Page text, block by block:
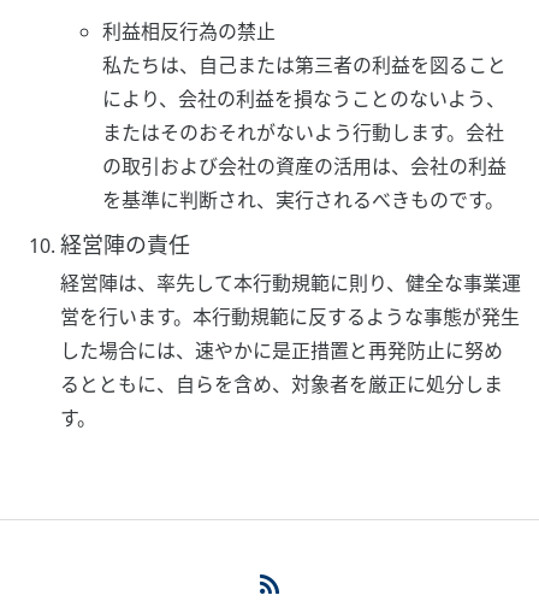
利益相反行為の禁止
私たちは、自己または第三者の利益を図ること
により、会社の利益を損なうことのないよう、
またはそのおそれがないよう行動します。会社
の取引および会社の資産の活用は、会社の利益
を基準に判断され、実行されるべきものです。
経営陣の責任
経営陣は、率先して本行動規範に則り、健全な事業運
営を行います。本行動規範に反するような事態が発生
した場合には、速やかに是正措置と再発防止に努め
るとともに、自らを含め、対象者を厳正に処分しま
す。